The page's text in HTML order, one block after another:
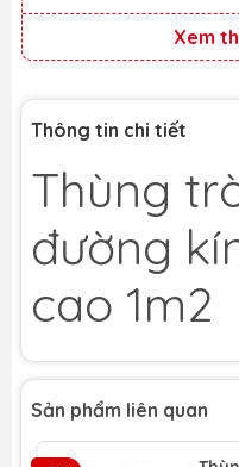
Xem
Thông tin chi tiết
Thùng
đường
cao 1m2
Sản phẩm liên quan